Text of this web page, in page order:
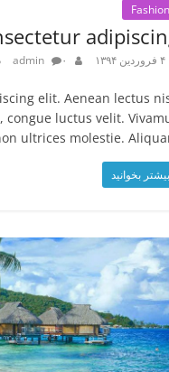
Fashion
۴ فروردین ۱۳۹۴ admin ۰ دیدگاه
elit. Aenean lectus
luctus velit.
ultrices molestie.
بیشتر بخوانید